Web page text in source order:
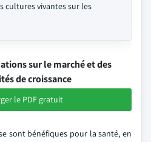
cultures vivantes sur les
sur le marché et des
de croissance
le PDF gratuit
sont bénéfiques pour la santé, en